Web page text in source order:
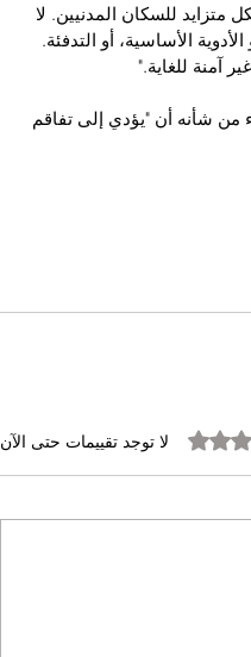
للسكان المدنيين. لا
الأساسية، أو التدفئة.
آمنة للغاية."
من شأنه أن "يؤدي إلى تفاقم
أصل 5 نجوم. لا توجد تقييمات حتى الآن